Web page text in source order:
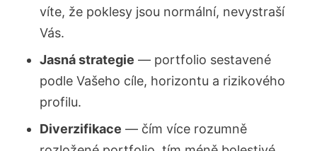
víte, že poklesy jsou normální, nevystraší
Vás.
Jasná strategie — portfolio sestavené
podle Vašeho cíle, horizontu a rizikového
profilu.
Diverzifikace — čím více rozumně